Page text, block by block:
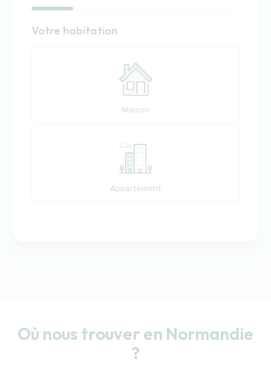
Habitation
Votre habitation
Maison
Appartement
Où nous trouver en Normandie
?